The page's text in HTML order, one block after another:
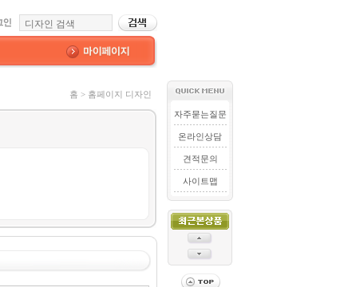
홈 > 홈페이지 디자인
자주묻는질문
온라인상담
견적문의
사이트맵